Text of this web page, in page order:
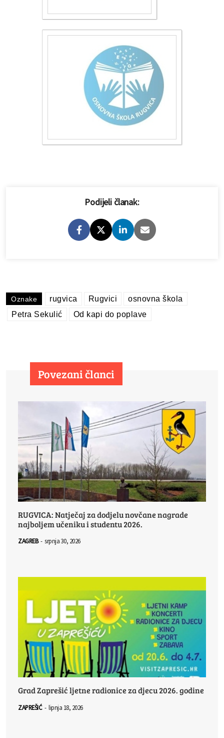
Podijeli članak:
Oznake rugvica Rugvici
osnovna škola
Petra Sekulić
Od kapi do poplave
Povezani članci
RUGVICA: Natječaj za dodjelu novčane nagrade
najboljem učeniku i studentu 2026.
ZAGREB - srpnja 30, 2026
Grad Zaprešić ljetne radionice za djecu 2026. godine
ZAPREŠIĆ - lipnja 18, 2026